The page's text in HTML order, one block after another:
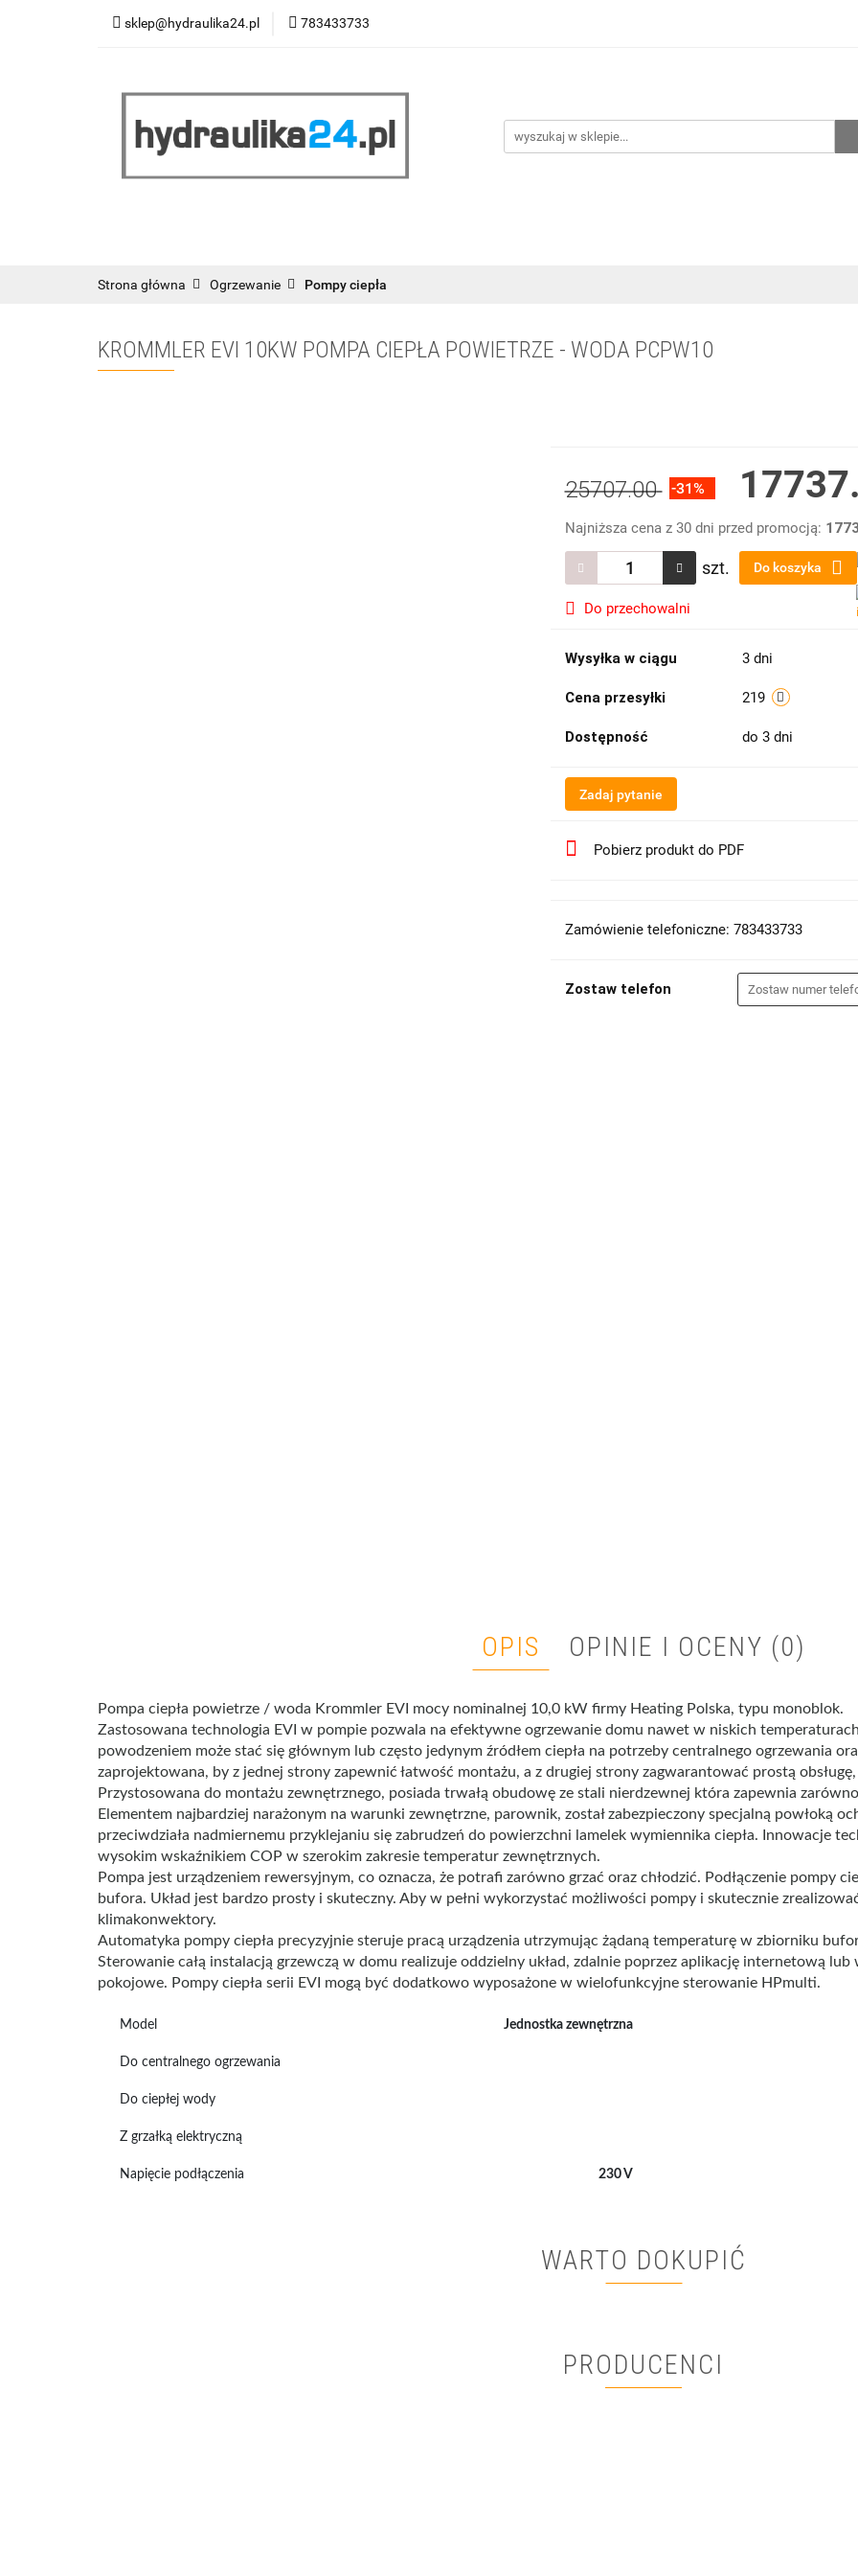
sklep@hydraulika24.pl 783433733
RATY/LEASING
Łazienka
Wyprzedaż WYCENA ZESTAWÓW
Strona główna Ogrzewanie Pompy ciepła
KROMMLER EVI 10KW POMPA CIEPŁA POWIETRZE - WODA PCPW10
25707.00 -31%
Najniższa cena z 30 dni przed promocją:
szt. Do koszyka
Do przechowalni
Wysyłka w ciągu 3 dni
Cena przesyłki 219
Dostępność do 3 dni
Zadaj pytanie
Pobierz produkt do PDF
Zamówienie telefoniczne: 783433733
Zostaw telefon
OPIS OPINIE I OCENY (0)
Pompa ciepła powietrze / woda Krommler EVI mocy nominalnej 10,0 kW firmy Heating Polska, typu monoblok.
Zastosowana technologia EVI w pompie pozwala na efektywne ogrzewanie domu nawet w niskich
powodzeniem może stać się głównym lub często jedynym źródłem ciepła na potrzeby centralnego ogrzewania
zaprojektowana, by z jednej strony zapewnić łatwość montażu, a z drugiej strony zagwarantować prostą
Przystosowana do montażu zewnętrznego, posiada trwałą obudowę ze stali nierdzewnej która zapewnia
Elementem najbardziej narażonym na warunki zewnętrzne, parownik, został zabezpieczony specjalną powłoką
przeciwdziała nadmiernemu przyklejaniu się zabrudzeń do powierzchni lamelek wymiennika ciepła. Innowacje
wysokim wskaźnikiem COP w szerokim zakresie temperatur zewnętrznych.
Pompa jest urządzeniem rewersyjnym, co oznacza, że potrafi zarówno grzać oraz chłodzić. Podłączenie pompy
bufora. Układ jest bardzo prosty i skuteczny. Aby w pełni wykorzystać możliwości pompy i skutecznie
klimakonwektory.
Automatyka pompy ciepła precyzyjnie steruje pracą urządzenia utrzymując żądaną temperaturę w zbiorniku
Sterowanie całą instalacją grzewczą w domu realizuje oddzielny układ, zdalnie poprzez aplikację internetową
pokojowe. Pompy ciepła serii EVI mogą być dodatkowo wyposażone w wielofunkcyjne sterowanie HPmulti.
Model Jednostka zewnętrzna
Do centralnego ogrzewania
Do ciepłej wody
Z grzałką elektryczną
Napięcie podłączenia 230 V
WARTO DOKUPIĆ
PRODUCENCI